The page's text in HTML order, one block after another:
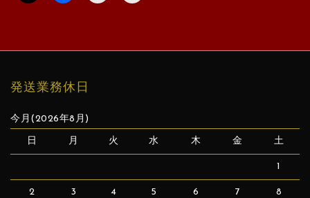
発送業務休日
今月(2026年8月)
日 月 火 水 木 金 土
1
2 3 4 5 6 7 8